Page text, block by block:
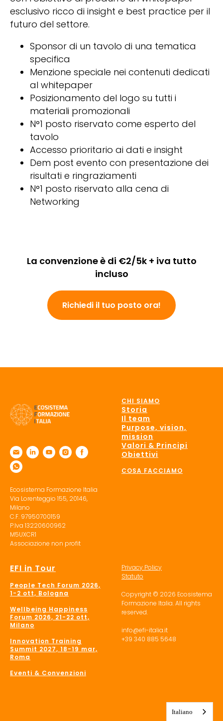
esclusivo ricco di insight e best practice per il
futuro del settore.
Sponsor di un tavolo di una tematica
specifica
Menzione speciale nei contenuti dedicati
al whitepaper
Posizionamento del logo su tutti i
materiali promozionali
N°1 posto riservato come esperto del
tavolo
Accesso prioritario ai dati e insight
Dem post evento con presentazione dei
risultati e ringraziamenti
N°1 posto riservato alla cena di
Networking
La convenzione è di €2/5k + iva tutto
incluso
Richiedi il tuo posto ora!
Ecosistema Formazione Italia
Via Lorenteggio 155, 20146,
Milano
C.F. 97950700159
P.Iva 13220600962
M5UXCR1
Associazione non profit
CHI SIAMO
Storia
Il team
Purpose, vision,
mission
Valori & Principi
Obiettivi
COSA FACCIAMO
EFI in Tour
People Tech Forum 2026,
1-2 ott, Bologna
Wellbeing Happiness
Forum 2026, 21-22 ott,
Milano
Innovation Training
Summit 2027, 18-19 mar,
Roma
Eventi & Convenzioni
Privacy Policy
Statuto
Copyright © 2026 Ecosistema
Formazione Italia. All rights
reserved.
info@efi-italia.it
+39 340 885 5648
Italiano